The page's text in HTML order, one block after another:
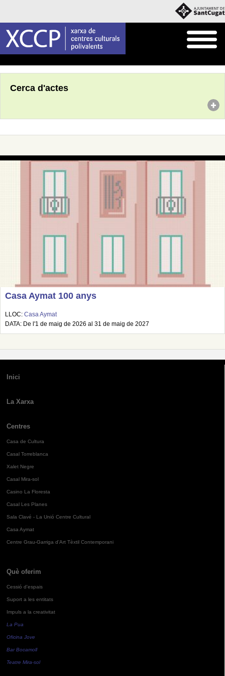
Cerca d'actes
Casa Aymat 100 anys
LLOC: Casa Aymat
DATA: De l'1 de maig de 2026 al 31 de maig de 2027
Inici
La Xarxa
Centres
Casa de Cultura
Casal Torreblanca
Xalet Negre
Casal Mira-sol
Casino La Floresta
Casal Les Planes
Sala Clavé - La Unió Centre Cultural
Casa Aymat
Centre Grau-Garriga d'Art Tèxtil Contemporani
Què oferim
Cessió d'espais
Suport a les entitats
Impuls a la creativitat
La Pua
Oficina Jove
Bar Bocamoll
Teatre Mira-sol